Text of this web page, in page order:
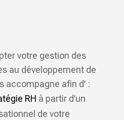
votre gestion des
au développement de
accompagne afin d’ :
RH à partir d’un
de votre